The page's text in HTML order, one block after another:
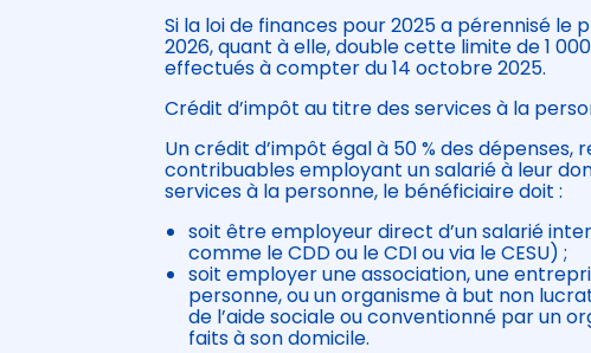
Si la loi de finances pour 2025 a pérennisé
2026, quant à elle, double cette limite de 1
effectués à compter du 14 octobre 2025.
Crédit d’impôt au titre des services à la
Un crédit d’impôt égal à 50 % des
contribuables employant un salarié à leur
services à la personne, le bénéficiaire doit :
soit être employeur direct d’un salarié
comme le CDD ou le CDI ou via le CESU) ;
soit employer une association, une
personne, ou un organisme à but non
de l’aide sociale ou conventionné par un
faits à son domicile.